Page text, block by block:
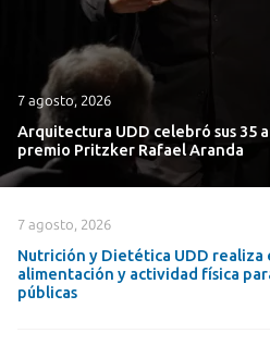
7 agosto, 2026
Arquitectura UDD celebró sus 35
premio Pritzker Rafael Aranda
7 agosto, 2026
Nutrición y Dietética UDD realiza
alimentación y actividad física
públicas